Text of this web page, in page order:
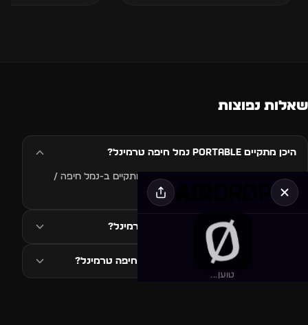
טוען...
שאלות נפוצות
היכן מתקיים PORTABLE נמל חיפה טרמינל?
האירוע PORTABLE נמל חיפה טרמינל מתקיים ב-נמל חיפה /
טרמינל, חיפה, ישראל.
איזה סגנון מוזיקה ב-PORTABLE נמל חיפה טרמינל?